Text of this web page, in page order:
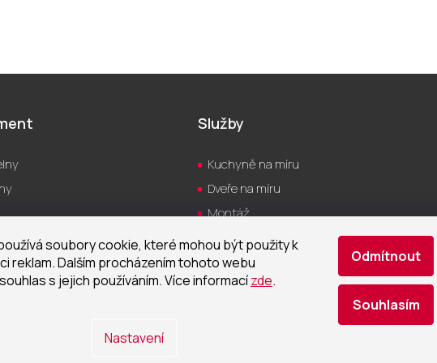
soubory cookie, které mohou být použity k
reklam. Dalším procházením tohoto webu
s jejich používáním. Více informacízde.
Nastavení
Odmítnout
Souhlasím
Služby
Kuchyně na míru
Dveře na míru
Montáž
Servis
Návrh vizualizací
Realizace